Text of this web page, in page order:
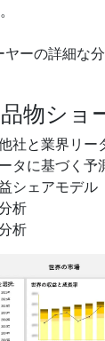
ヤーの詳細な
物ショ
社と業界リー
タに基づく予
シェアモデル
析
析